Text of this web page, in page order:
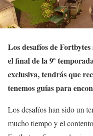
Los desafíos de
el final de la 9ª
exclusiva, tendrás que
tenemos guías para
Los desafíos han sido un
mucho tiempo y el